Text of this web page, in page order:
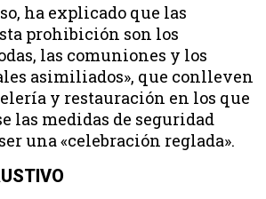
ha explicado que las
prohibición son los
las comuniones y los
asimiliados», que conlleven
y restauración en los que
las medidas de seguridad
una «celebración reglada».